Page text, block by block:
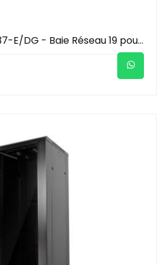
Hikvision DS-XS6637-E/DG - Baie Réseau 19 pouces 37U (600x600x1830mm) - Porte Verre Trempé - Charge 800kg - Roulettes & Pieds - Armoire Informatique & Brassage Pro